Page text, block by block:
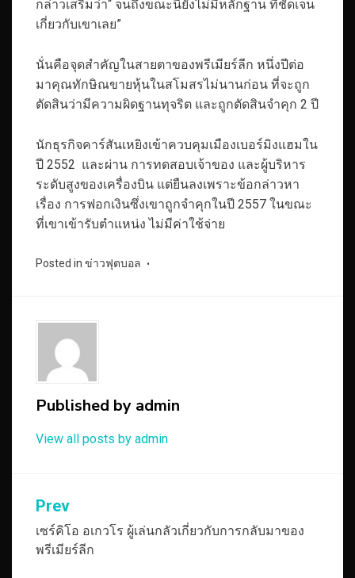
กล่าวเสริมว่า“ จนถึงขณะนี้ยังไม่มีหลักฐาน ที่ชัดเจน
เกี่ยวกับเขาเลย”
นั่นคือจุดสำคัญในสายตาของพรีเมียร์ลีก หนึ่งปีต่อ
มาคุณทักษิณขายหุ้นในสโมสรไม่นานก่อน ที่จะถูก
ตัดสินว่ามีความผิดฐานทุจริต และถูกตัดสินจำคุก 2 ปี
นักธุรกิจคาร์สันเหยิงเข้าควบคุมเมืองเบอร์มิงแฮมใน
ปี 2552 และผ่าน การทดสอบเจ้าของ และผู้บริหาร
ระดับสูงของเครื่องบิน แต่ยืนลงเพราะข้อกล่าวหา
เรื่อง การฟอกเงินซึ่งเขาถูกจำคุกในปี 2557 ในขณะ
ที่เขาเข้ารับตำแหน่ง ไม่มีค่าใช้จ่าย
Posted in ข่าวฟุตบอล
Published by admin
View all posts by admin
เมนู
นำทาง
เรื่อง
Prev
เซร์คิโอ อเกวโร ผู้เล่นกลัวเกี่ยวกับการกลับมาของ
พรีเมียร์ลีก